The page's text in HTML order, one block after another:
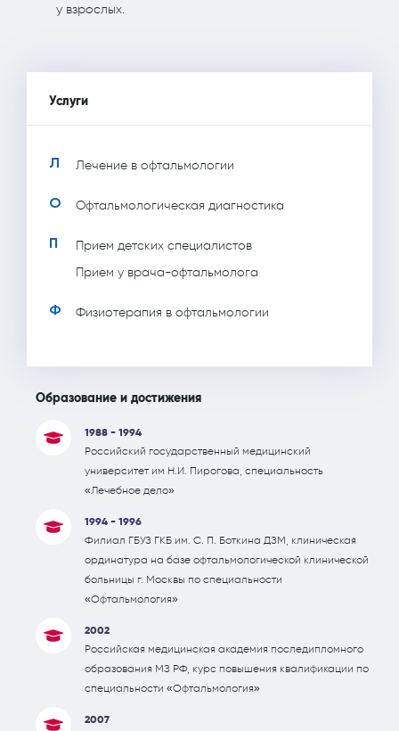
у взрослых.
Услуги
Л Лечение в офтальмологии
О Офтальмологическая диагностика
П
Прием детских специалистов
Прием у врача-офтальмолога
Ф Физиотерапия в офтальмологии
Образование и достижения
1988 - 1994
Российский государственный медицинский
университет им Н.И. Пирогова, специальность
«Лечебное дело»
1994 - 1996
Филиал ГБУЗ ГКБ им. С. П. Боткина ДЗМ, клиническая
ординатура на базе офтальмологической клинической
больницы г. Москвы по специальности
«Офтальмология»
2002
Российская медицинская академия последипломного
образования МЗ РФ, курс повышения квалификации по
специальности «Офтальмология»
2007